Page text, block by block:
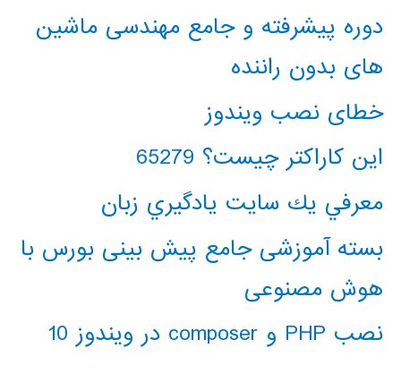
دوره پیشرفته و جامع مهندسی ماشین
های بدون راننده
خطای نصب ویندوز
این کاراکتر چیست؟ 65279
معرفي يك سايت يادگيري زبان
بسته آموزشی جامع پیش بینی بورس با
هوش مصنوعی
نصب PHP و composer در ویندوز 10